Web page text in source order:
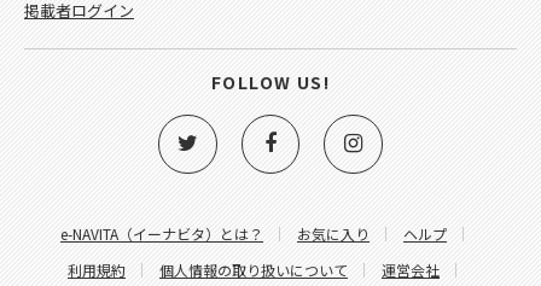
e-NAVITA（イーナビタ）とは？ お気に入り
ヘルプ
利用規約
個人情報の取り扱いについて
運営会社
掲載者ログイン
FOLLOW US!